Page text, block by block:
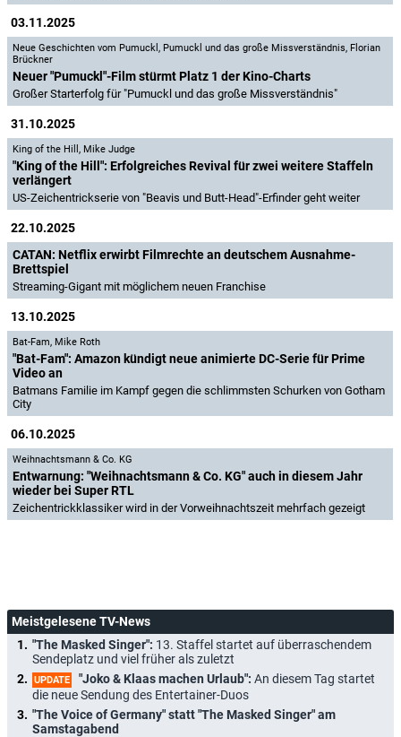
03.11.2025
Neue Geschichten vom Pumuckl , Pumuckl und das große Missverständnis, Florian
Brückner
Neuer "Pumuckl"-Film stürmt Platz 1 der Kino-Charts
Großer Starterfolg für "Pumuckl und das große Missverständnis"
31.10.2025
King of the Hill , Mike Judge
"King of the Hill": Erfolgreiches Revival für zwei weitere Staffeln
verlängert
US-Zeichentrickserie von "Beavis und Butt-Head"-Erfinder geht weiter
22.10.2025
CATAN: Netflix erwirbt Filmrechte an deutschem Ausnahme-
Brettspiel
Streaming-Gigant mit möglichem neuen Franchise
13.10.2025
Bat-Fam, Mike Roth
"Bat-Fam": Amazon kündigt neue animierte DC-Serie für Prime
Video an
Batmans Familie im Kampf gegen die schlimmsten Schurken von Gotham
City
06.10.2025
Weihnachtsmann & Co. KG
Entwarnung: "Weihnachtsmann & Co. KG" auch in diesem Jahr
wieder bei Super RTL
Zeichentrickklassiker wird in der Vorweihnachtszeit mehrfach gezeigt
Meistgelesene TV-News
"The Masked Singer": 13. Staffel startet auf überraschendem
Sendeplatz und viel früher als zuletzt
UPDATE "Joko & Klaas machen Urlaub": An diesem Tag startet
die neue Sendung des Entertainer-Duos
"The Voice of Germany" statt "The Masked Singer" am
Samstagabend